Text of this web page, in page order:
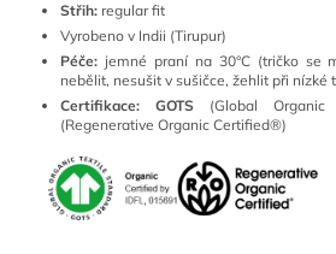
Střih: regular fit
Vyrobeno v Indii (Tirupur)
Péče: jemné praní na 30°C (tričko se
nebělit, nesušit v sušičce, žehlit při nízké
Certifikace: GOTS (Global
(Regenerative Organic Certified®)